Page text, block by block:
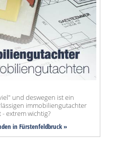
und deswegen ist ein
immobiliengutachter
extrem wichtig?
in Fürstenfeldbruck »